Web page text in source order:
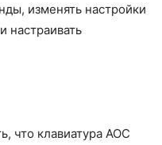
изменять настройки
настраивать
что клавиатура AOC